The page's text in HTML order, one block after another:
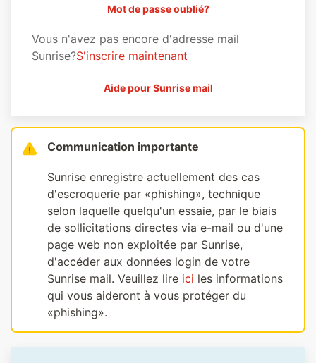
Mot de passe oublié?
Vous n'avez pas encore d'adresse mail
Sunrise?S'inscrire maintenant
Aide pour Sunrise mail
Communication importante
Sunrise enregistre actuellement des cas
d'escroquerie par «phishing», technique
selon laquelle quelqu'un essaie, par le biais
de sollicitations directes via e-mail ou d'une
page web non exploitée par Sunrise,
d'accéder aux données login de votre
Sunrise mail. Veuillez lire ici les informations
qui vous aideront à vous protéger du
«phishing».